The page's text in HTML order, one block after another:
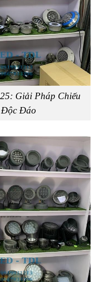
Giải Pháp Chiếu
Độc Đáo